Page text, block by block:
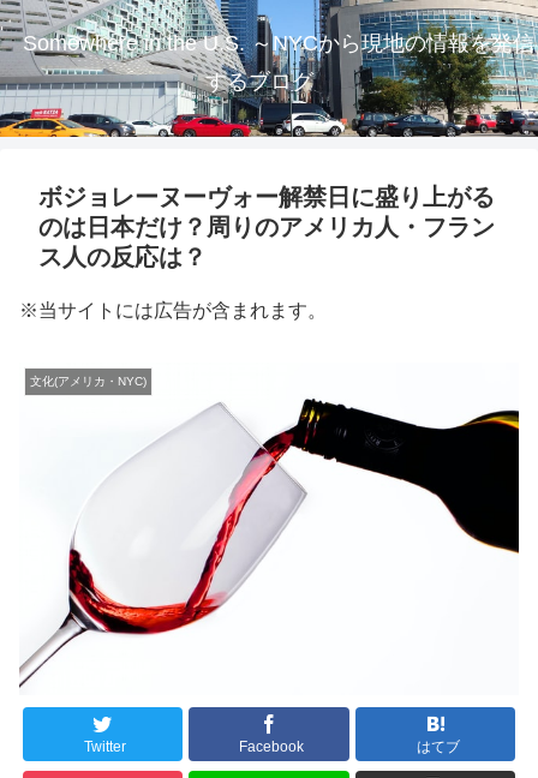
Somewhere in the U.S. ～NYCから現地の情報を発信
するブログ
ボジョレーヌーヴォー解禁日に盛り上がる
のは日本だけ？周りのアメリカ人・フラン
ス人の反応は？
※当サイトには広告が含まれます。
文化(アメリカ・NYC)
Twitter Facebook はてブ